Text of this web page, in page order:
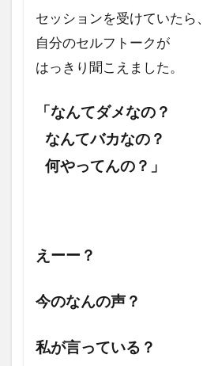
セッションを受けていたら、
自分のセルフトークが
はっきり聞こえました。
「なんてダメなの？
なんてバカなの？
何やってんの？」
えーー？
今のなんの声？
私が言っている？